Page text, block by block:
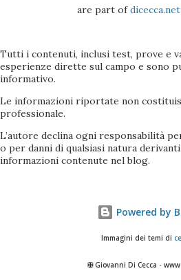
are part of
Tutti i contenuti, inclusi test, prove e
esperienze dirette sul campo e sono
informativo.
Le informazioni riportate non
professionale.
L’autore declina ogni responsabilità
o per danni di qualsiasi natura
informazioni contenute nel blog.
Powered by
Immagini dei temi di
✠ Giovanni Di Cecca -